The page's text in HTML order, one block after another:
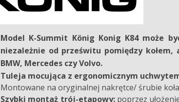
Model K-Summit König Konig K84 może
niezależnie od prześwitu pomiędzy
BMW, Mercedes czy Volvo.
Tuleja mocująca z ergonomicznym
Montowane na oryginalnej nakrętce/ śrubie
Szybki montaż trój-etapowy:poprzez